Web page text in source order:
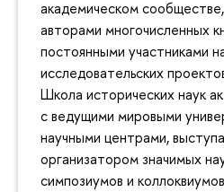
академическом
авторами многочисленных
постоянными участниками
исследовательских
Школа исторических наук
с ведущими мировыми
научными центрами,
организатором значимых
симпозиумов и